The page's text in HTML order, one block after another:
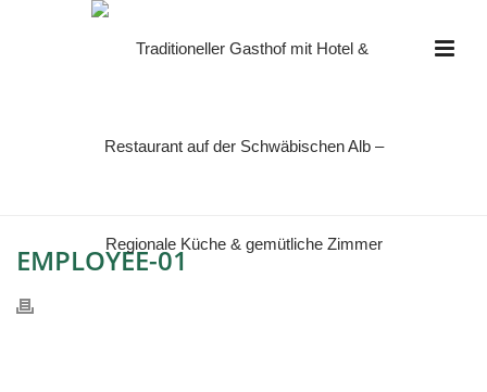
EMPLOYEE-01
EMPLOYEE-01